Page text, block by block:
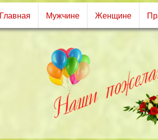
Главная Мужчине Женщине